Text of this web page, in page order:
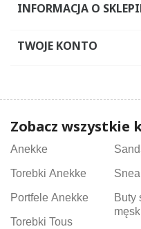
INFORMACJA O
TWOJE KONTO
Zobacz wszystkie
Anekke
Torebki Anekke
Portfele Anekke
Torebki Tous
Buty